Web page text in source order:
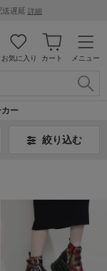
送遅延 詳細
メニュー
カート
お気に入り
ー
絞り込む